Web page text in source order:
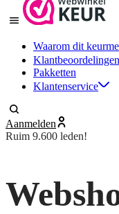
Waarom dit
Klantbeoordelingen
Pakketten
Klantenservice
Aanmelden
Ruim 9.600 leden!